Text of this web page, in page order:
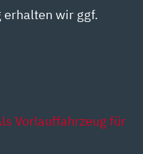
erhalten wir ggf.
Vorlauffahrzeug für